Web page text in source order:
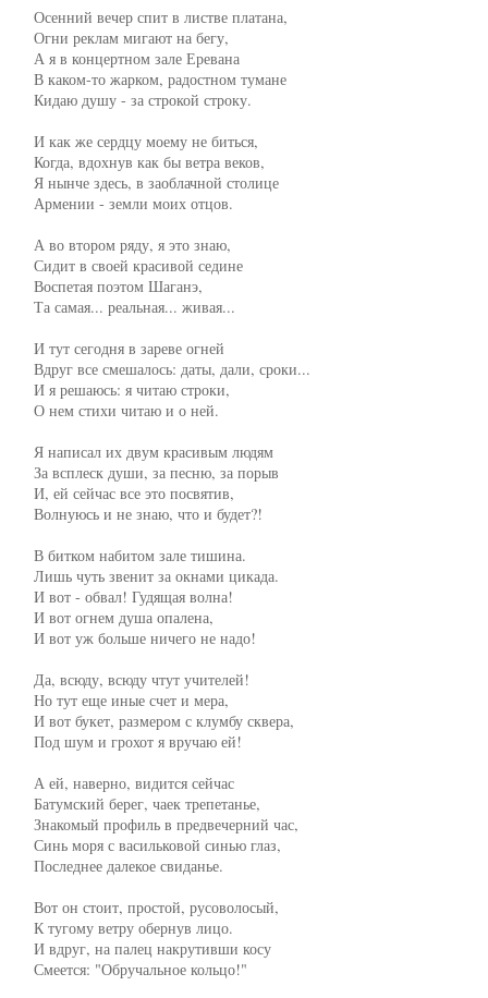
     Осенний вечер спит в листве платана,
     Огни реклам мигают на бегу,
     А я в концертном зале Еревана
     В каком-то жарком, радостном тумане
     Кидаю душу - за строкой строку.
     И как же сердцу моему не биться,
     Когда, вдохнув как бы ветра веков,
     Я нынче здесь, в заоблачной столице
     Армении - земли моих отцов.
     А во втором ряду, я это знаю,
     Сидит в своей красивой седине
     Воспетая поэтом Шаганэ,
     Та самая... реальная... живая...
     И тут сегодня в зареве огней
     Вдруг все смешалось: даты, дали, сроки...
     И я решаюсь: я читаю строки,
     О нем стихи читаю и о ней.
     Я написал их двум красивым людям
     За всплеск души, за песню, за порыв
     И, ей сейчас все это посвятив,
     Волнуюсь и не знаю, что и будет?!
     В битком набитом зале тишина.
     Лишь чуть звенит за окнами цикада.
     И вот - обвал! Гудящая волна!
     И вот огнем душа опалена,
     И вот уж больше ничего не надо!
     Да, всюду, всюду чтут учителей!
     Но тут еще иные счет и мера,
     И вот букет, размером с клумбу сквера,
     Под шум и грохот я вручаю ей!
     А ей, наверно, видится сейчас
     Батумский берег, чаек трепетанье,
     Знакомый профиль в предвечерний час,
     Синь моря с васильковой синью глаз,
     Последнее далекое свиданье.
     Вот он стоит, простой, русоволосый,
     К тугому ветру обернув лицо.
     И вдруг, на палец накрутивши косу
     Смеется: "Обручальное кольцо!"